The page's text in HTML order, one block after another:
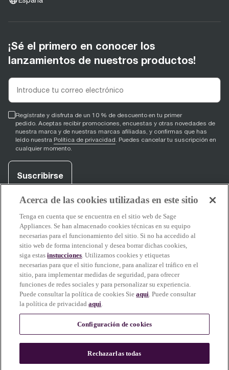
¡Sé el primero en conocer los
lanzamientos de nuestros productos!
Regístrate y disfruta de un 10 % de descuento en tu primer
pedido. Aceptas recibir promociones, encuestas y otras novedades de
nuestra marca y de nuestras marcas afiliadas, y confirmas que has
leído nuestra Política de privacidad. Puedes cancelar tu suscripción en
cualquier momento.
Suscribirse
facebook
opens in new tab)
youtube
(opens in new tab)
instagram
(opens in new tab )
Más información
Soporte Sage
Parte del contenido de este sitio se ha creado o refinado con la asistencia
de IA. La imaginería de nuestros productos, de la comida y el café reflejan
resultados reales.
Acerca de las cookies utilizadas en este sitio
Tenga en cuenta que se encuentra en el sitio web de Sage
Appliances. Se han almacenado cookies técnicas en su equipo
necesarias para el funcionamiento del sitio. Si no ha accedido al
sitio web de forma intencional y desea borrar dichas cookies,
siga estasinstucciones. Utilizamos cookies y etiquetas
necesarias para que el sitio funcione, para analizar el tráfico en el
sitio, para implementar medidas de seguridad, para ofrecer
funciones de redes sociales y para personalizar su experiencia.
Puede consultar la política de cookies Sieaqui. Puede consultar
la política de privacidadaqui.
Configuración de cookies
Rechazarlas todas